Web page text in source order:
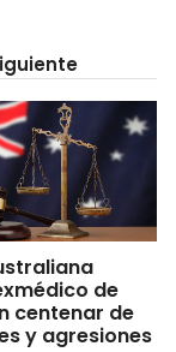
de
centenar de
y agresiones